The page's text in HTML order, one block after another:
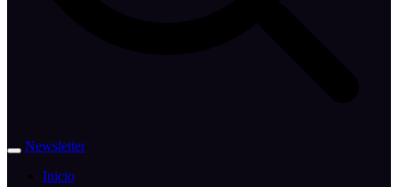
Newsletter
Inicio